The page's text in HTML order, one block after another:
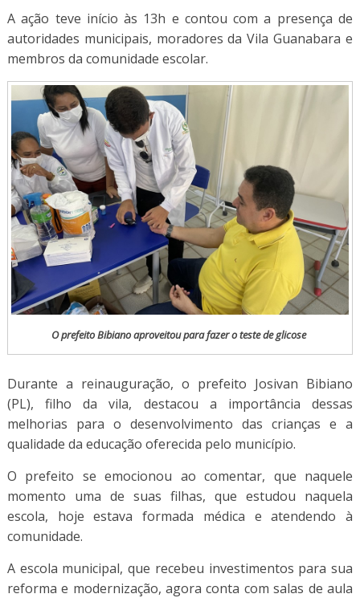
A ação teve início às 13h e contou com a presença de
autoridades municipais, moradores da Vila Guanabara e
membros da comunidade escolar.
O prefeito Bibiano aproveitou para fazer o teste de glicose
Durante a reinauguração, o prefeito Josivan Bibiano
(PL), filho da vila, destacou a importância dessas
melhorias para o desenvolvimento das crianças e a
qualidade da educação oferecida pelo município.
O prefeito se emocionou ao comentar, que naquele
momento uma de suas filhas, que estudou naquela
escola, hoje estava formada médica e atendendo à
comunidade.
A escola municipal, que recebeu investimentos para sua
reforma e modernização, agora conta com salas de aula